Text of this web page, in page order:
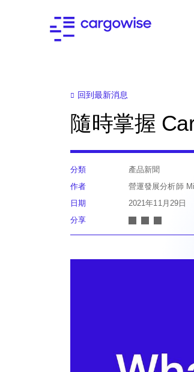
回到最新消息
隨時掌握
分類
產品新聞
作者
營運發展分析師
日期
2021年11月29日
分享